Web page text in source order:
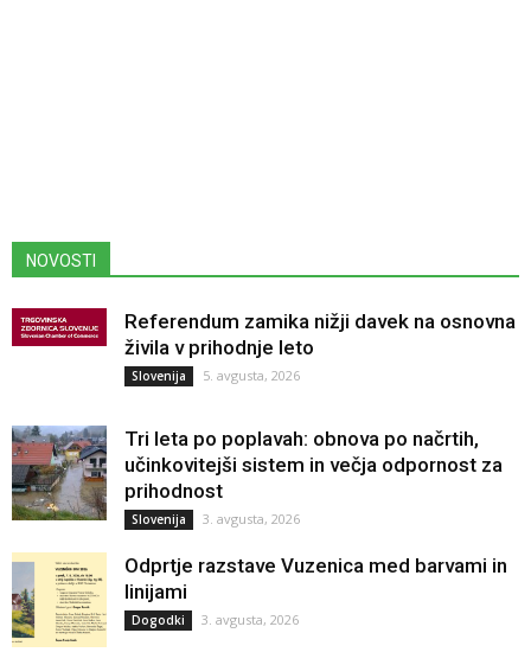
NOVOSTI
Referendum zamika nižji davek na osnovna
živila v prihodnje leto
Slovenija 5. avgusta, 2026
Tri leta po poplavah: obnova po načrtih,
učinkovitejši sistem in večja odpornost za
prihodnost
Slovenija 3. avgusta, 2026
Odprtje razstave Vuzenica med barvami in
linijami
Dogodki 3. avgusta, 2026